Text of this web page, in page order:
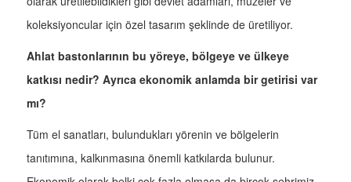
koleksiyoncular için özel tasarım şeklinde de üretiliyor.
Ahlat bastonlarının bu yöreye, bölgeye ve ülkeye
katkısı nedir? Ayrıca ekonomik anlamda bir getirisi var
mı?
Tüm el sanatları, bulundukları yörenin ve bölgelerin
tanıtımına, kalkınmasına önemli katkılarda bulunur.